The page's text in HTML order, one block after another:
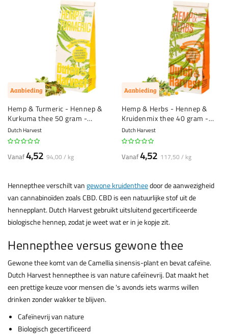
Aanbieding
Hemp & Turmeric - Hennep &
Kurkuma thee 50 gram -
Dutch Harvest losse thee
Dutch Harvest
Vanaf4,52 94,00 / kg
Aanbieding
Hemp & Herbs - Hennep &
Kruidenmix thee 40 gram -
Dutch Harvest losse thee
Dutch Harvest
Vanaf4,52 117,50 / kg
Hennepthee verschilt vangewone kruidentheedoor de aanwezigheid
van cannabinoïden zoals CBD. CBD is een natuurlijke stof uit de
hennepplant. Dutch Harvest gebruikt uitsluitend gecertificeerde
biologische hennep, zodat je weet wat er in je kopje zit.
Hennepthee versus gewone thee
Gewone thee komt van de Camellia sinensis-plant en bevat cafeïne.
Dutch Harvest hennepthee is van nature cafeïnevrij. Dat maakt het
een prettige keuze voor mensen die 's avonds iets warms willen
drinken zonder wakker te blijven.
Cafeïnevrij van nature
Biologisch gecertificeerd